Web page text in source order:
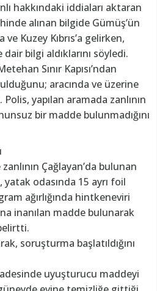
hakkındaki iddiaları aktaran
alınan bilgide Gümüş’ün
ve Kuzey Kıbrıs’a gelirken,
bilgi aldıklarını söyledi.
Sınır Kapısı’ndan
aracında ve üzerine
Polis, yapılan aramada zanlının
bir madde bulunmadığını
Çağlayan’da bulunan
yatak odasında 15 ayrı foil
ağırlığında hintkeneviri
inanılan madde bulunarak
soruşturma başlatıldığını
uyuşturucu maddeyi